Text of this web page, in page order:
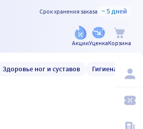
Срок хранения заказа ~ 5 дней
АкцииУценкаКорзина
Здоровье ног и суставов Гигиена и уход